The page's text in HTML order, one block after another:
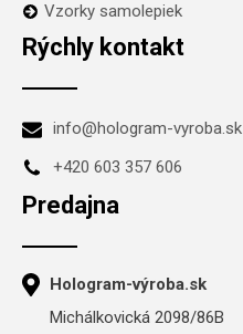
Vzorky samolepiek
Rýchly kontakt
info@hologram-vyroba.sk
+420 603 357 606
Predajna
Hologram-výroba.sk
Michálkovická 2098/86B